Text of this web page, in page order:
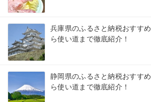
兵庫県のふるさと納税おすす
ら使い道まで徹底紹介！
静岡県のふるさと納税おすす
ら使い道まで徹底紹介！